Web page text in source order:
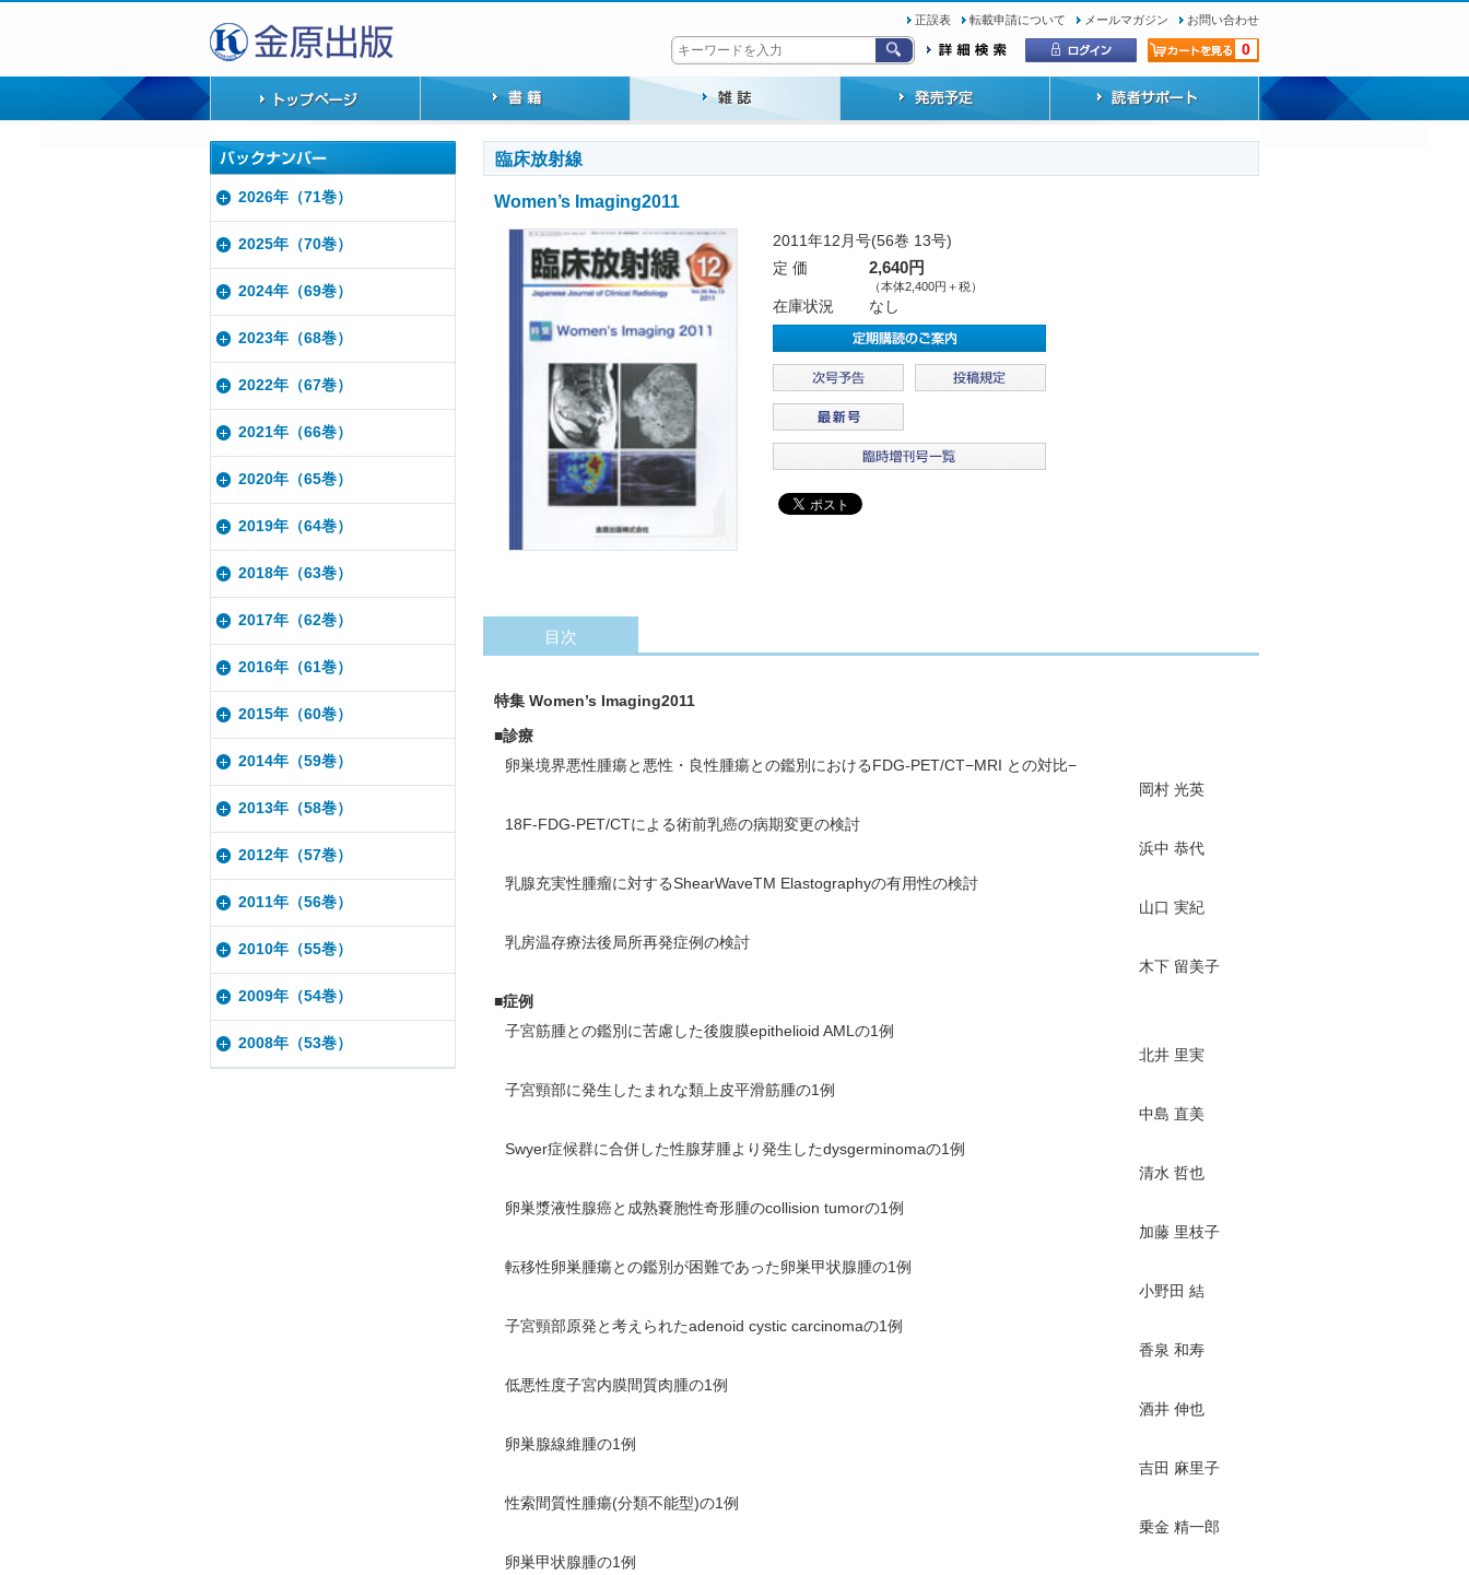
正誤表 転載申請について メールマガジン お問い合わせ
0
臨床放射線
Women’s Imaging2011
2011年12月号(56巻 13号)
定 価
2,640円
（本体2,400円＋税）
在庫状況 なし
目次
特集 Women’s Imaging2011
■診療
卵巣境界悪性腫瘍と悪性・良性腫瘍との鑑別におけるFDG-PET/CT−MRI との対比−
岡村 光英
18F-FDG-PET/CTによる術前乳癌の病期変更の検討
浜中 恭代
乳腺充実性腫瘤に対するShearWaveTM Elastographyの有用性の検討
山口 実紀
乳房温存療法後局所再発症例の検討
木下 留美子
■症例
子宮筋腫との鑑別に苦慮した後腹膜epithelioid AMLの1例
北井 里実
子宮頸部に発生したまれな類上皮平滑筋腫の1例
中島 直美
Swyer症候群に合併した性腺芽腫より発生したdysgerminomaの1例
清水 哲也
卵巣漿液性腺癌と成熟嚢胞性奇形腫のcollision tumorの1例
加藤 里枝子
転移性卵巣腫瘍との鑑別が困難であった卵巣甲状腺腫の1例
小野田 結
子宮頸部原発と考えられたadenoid cystic carcinomaの1例
香泉 和寿
低悪性度子宮内膜間質肉腫の1例
酒井 伸也
卵巣腺線維腫の1例
吉田 麻里子
性索間質性腫瘍(分類不能型)の1例
乗金 精一郎
卵巣甲状腺腫の1例
2026年（71巻）
2025年（70巻）
2024年（69巻）
2023年（68巻）
2022年（67巻）
2021年（66巻）
2020年（65巻）
2019年（64巻）
2018年（63巻）
2017年（62巻）
2016年（61巻）
2015年（60巻）
2014年（59巻）
2013年（58巻）
2012年（57巻）
2011年（56巻）
2010年（55巻）
2009年（54巻）
2008年（53巻）